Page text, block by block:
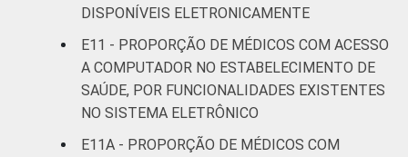
DISPONÍVEIS ELETRONICAMENTE
E11 - PROPORÇÃO DE MÉDICOS COM ACESSO
A COMPUTADOR NO ESTABELECIMENTO DE
SAÚDE, POR FUNCIONALIDADES EXISTENTES
NO SISTEMA ELETRÔNICO
E11A - PROPORÇÃO DE MÉDICOS COM